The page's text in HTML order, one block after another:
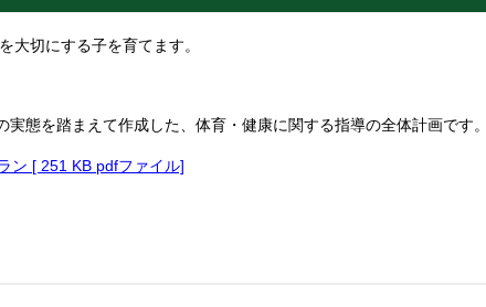
大切にする子を育てます。
実態を踏まえて作成した、体育・健康に関する指導の全体計画です。
ン [ 251 KB pdfファイル]